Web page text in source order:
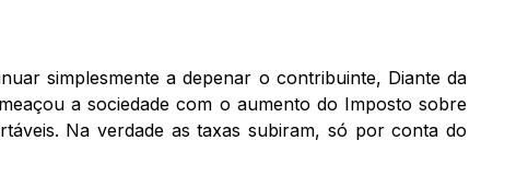
simplesmente a depenar o contribuinte, Diante da
a sociedade com o aumento do Imposto sobre
Na verdade as taxas subiram, só por conta do